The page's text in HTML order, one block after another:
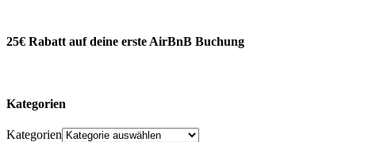
25€ Rabatt auf deine erste AirBnB Buchung
Kategorien
Kategorien